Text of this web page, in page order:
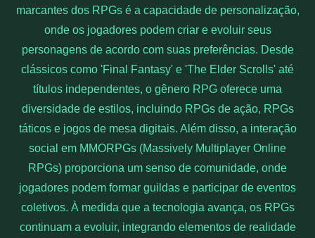
marcantes dos RPGs é a capacidade de personalização,
onde os jogadores podem criar e evoluir seus
personagens de acordo com suas preferências. Desde
clássicos como 'Final Fantasy' e 'The Elder Scrolls' até
títulos independentes, o gênero RPG oferece uma
diversidade de estilos, incluindo RPGs de ação, RPGs
táticos e jogos de mesa digitais. Além disso, a interação
social em MMORPGs (Massively Multiplayer Online
RPGs) proporciona um senso de comunidade, onde
jogadores podem formar guildas e participar de eventos
coletivos. À medida que a tecnologia avança, os RPGs
continuam a evoluir, integrando elementos de realidade